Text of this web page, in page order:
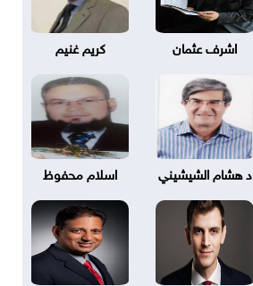
اشرف عثمان كريم غنيم
د هشام الشيشيني اسلام محفوظ